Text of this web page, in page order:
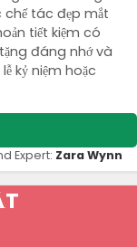
chế tác đẹp mắt
tiết kiệm có
đáng nhớ và
kỷ niệm hoặc
Expert: Zara Wynn